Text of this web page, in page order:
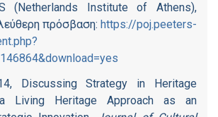
(Netherlands Institute of Athens),
πρόσβαση: https://poj.peeters-
Discussing Strategy in Heritage
a Living Heritage Approach as an